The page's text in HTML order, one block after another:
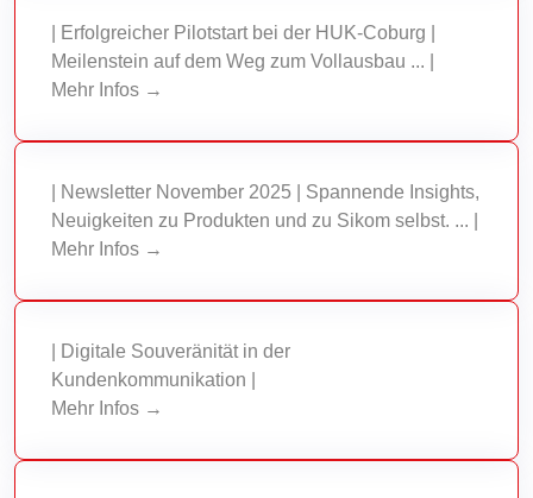
| Erfolgreicher Pilotstart bei der HUK-Coburg |
Meilenstein auf dem Weg zum Vollausbau ... |
Mehr Infos →
| Newsletter November 2025 | Spannende Insights,
Neuigkeiten zu Produkten und zu Sikom selbst. ... |
Mehr Infos →
| Digitale Souveränität in der
Kundenkommunikation |
Mehr Infos →